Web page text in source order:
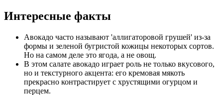
Интересные факты
Авокадо часто называют 'аллигаторовой грушей' из-за
формы и зеленой бугристой кожицы некоторых сортов.
Но на самом деле это ягода, а не овощ.
В этом салате авокадо играет роль не только вкусового,
но и текстурного акцента: его кремовая мякоть
прекрасно контрастирует с хрустящими огурцом и
перцем.